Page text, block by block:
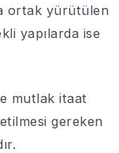
ortak yürütülen
yapılarda ise
mutlak itaat
gereken